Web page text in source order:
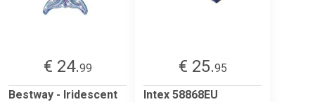
€ 24.99
Bestway - Iridescent
€ 25.95
Intex 58868EU